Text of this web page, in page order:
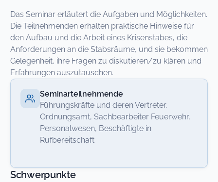
Das Seminar erläutert die Aufgaben und Möglichkeiten.
Die Teilnehmenden erhalten praktische Hinweise für
den Aufbau und die Arbeit eines Krisenstabes, die
Anforderungen an die Stabsräume, und sie bekommen
Gelegenheit, ihre Fragen zu diskutieren/zu klären und
Erfahrungen auszutauschen.
Seminarteilnehmende
Führungskräfte und deren Vertreter,
Ordnungsamt, Sachbearbeiter Feuerwehr,
Personalwesen, Beschäftigte in
Rufbereitschaft
Schwerpunkte